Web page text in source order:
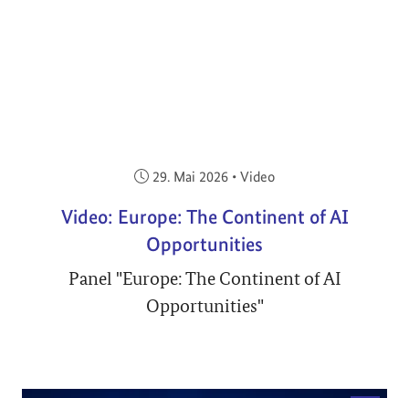
Veröffentlicht am:
29. Mai 2026 • Video
Video: Europe: The Continent of AI
Opportunities
Panel "Europe: The Continent of AI
Opportunities"